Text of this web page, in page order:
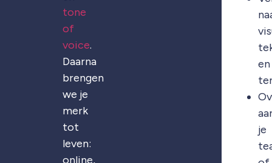
tone
of
voice.
Daarna
brengen
we je
merk
tot
leven:
online,
en
je